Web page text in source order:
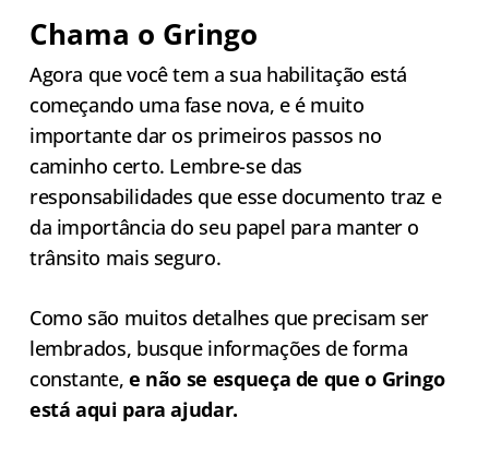
Chama o Gringo
Agora que você tem a sua habilitação está
começando uma fase nova, e é muito
importante dar os primeiros passos no
caminho certo. Lembre-se das
responsabilidades que esse documento traz e
da importância do seu papel para manter o
trânsito mais seguro.
Como são muitos detalhes que precisam ser
lembrados, busque informações de forma
constante, e não se esqueça de que o Gringo
está aqui para ajudar.